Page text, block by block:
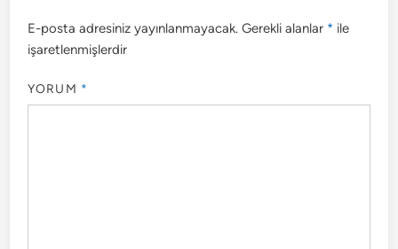
E-posta adresiniz yayınlanmayacak. Gerekli alanlar * ile
işaretlenmişlerdir
YORUM *